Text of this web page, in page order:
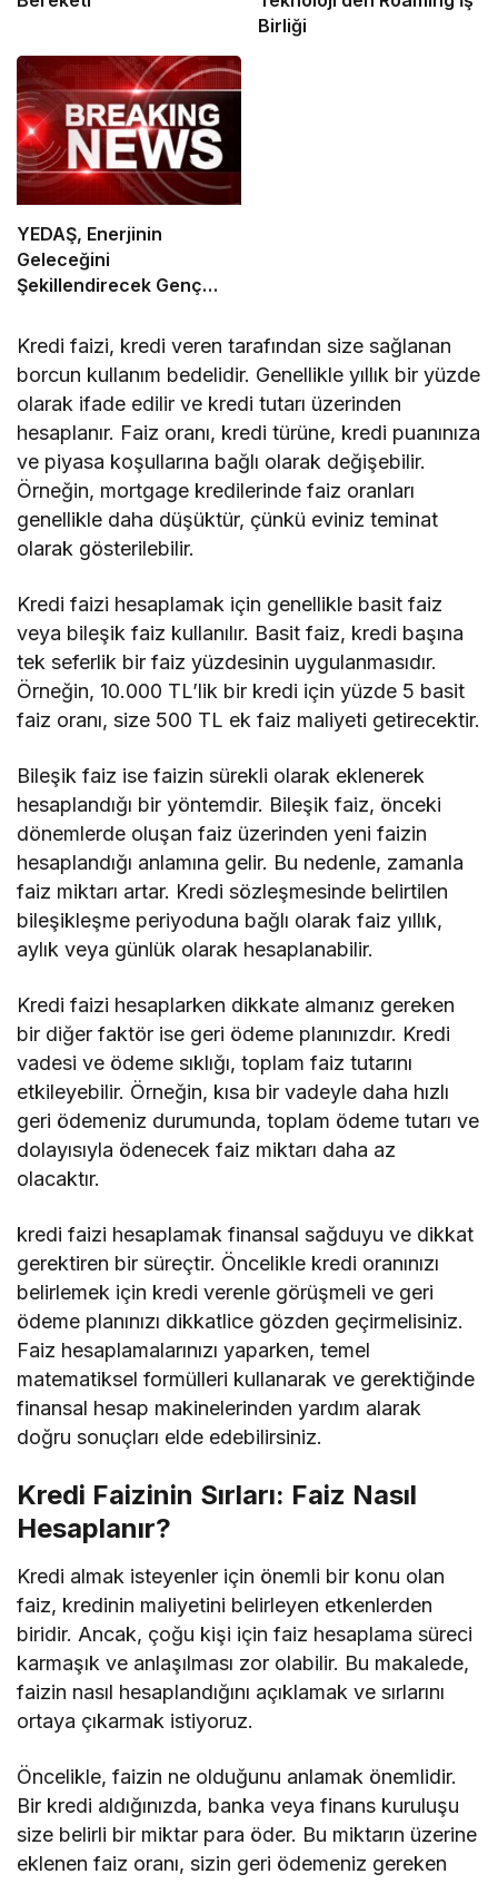
Birliği
YEDAŞ, Enerjinin
Geleceğini
Şekillendirecek Genç
Kredi faizi, kredi veren tarafından size sağlanan
borcun kullanım bedelidir. Genellikle yıllık bir yüzde
olarak ifade edilir ve kredi tutarı üzerinden
hesaplanır. Faiz oranı, kredi türüne, kredi puanınıza
ve piyasa koşullarına bağlı olarak değişebilir.
Örneğin, mortgage kredilerinde faiz oranları
genellikle daha düşüktür, çünkü eviniz teminat
olarak gösterilebilir.
Kredi faizi hesaplamak için genellikle basit faiz
veya bileşik faiz kullanılır. Basit faiz, kredi başına
tek seferlik bir faiz yüzdesinin uygulanmasıdır.
Örneğin, 10.000 TL’lik bir kredi için yüzde 5 basit
faiz oranı, size 500 TL ek faiz maliyeti getirecektir.
Bileşik faiz ise faizin sürekli olarak eklenerek
hesaplandığı bir yöntemdir. Bileşik faiz, önceki
dönemlerde oluşan faiz üzerinden yeni faizin
hesaplandığı anlamına gelir. Bu nedenle, zamanla
faiz miktarı artar. Kredi sözleşmesinde belirtilen
bileşikleşme periyoduna bağlı olarak faiz yıllık,
aylık veya günlük olarak hesaplanabilir.
Kredi faizi hesaplarken dikkate almanız gereken
bir diğer faktör ise geri ödeme planınızdır. Kredi
vadesi ve ödeme sıklığı, toplam faiz tutarını
etkileyebilir. Örneğin, kısa bir vadeyle daha hızlı
geri ödemeniz durumunda, toplam ödeme tutarı ve
dolayısıyla ödenecek faiz miktarı daha az
olacaktır.
kredi faizi hesaplamak finansal sağduyu ve dikkat
gerektiren bir süreçtir. Öncelikle kredi oranınızı
belirlemek için kredi verenle görüşmeli ve geri
ödeme planınızı dikkatlice gözden geçirmelisiniz.
Faiz hesaplamalarınızı yaparken, temel
matematiksel formülleri kullanarak ve gerektiğinde
finansal hesap makinelerinden yardım alarak
doğru sonuçları elde edebilirsiniz.
Kredi Faizinin Sırları: Faiz Nasıl
Hesaplanır?
Kredi almak isteyenler için önemli bir konu olan
faiz, kredinin maliyetini belirleyen etkenlerden
biridir. Ancak, çoğu kişi için faiz hesaplama süreci
karmaşık ve anlaşılması zor olabilir. Bu makalede,
faizin nasıl hesaplandığını açıklamak ve sırlarını
ortaya çıkarmak istiyoruz.
Öncelikle, faizin ne olduğunu anlamak önemlidir.
Bir kredi aldığınızda, banka veya finans kuruluşu
size belirli bir miktar para öder. Bu miktarın üzerine
eklenen faiz oranı, sizin geri ödemeniz gereken